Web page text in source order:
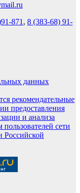
871 , 8 (383-68) 91-
данных
рекомендательные
предоставления
и анализа
сети
Российской